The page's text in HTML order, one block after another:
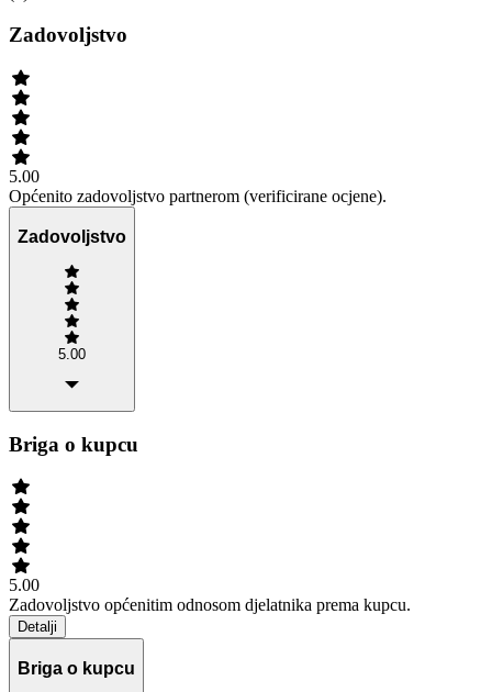
Zadovoljstvo
5.00
Općenito zadovoljstvo partnerom (verificirane ocjene).
Zadovoljstvo
5.00
Briga o kupcu
5.00
Zadovoljstvo općenitim odnosom djelatnika prema kupcu.
Detalji
Briga o kupcu